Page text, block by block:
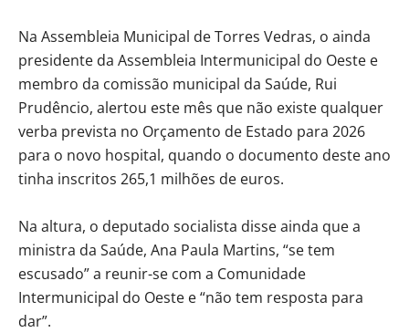
Na Assembleia Municipal de Torres Vedras, o ainda
presidente da Assembleia Intermunicipal do Oeste e
membro da comissão municipal da Saúde, Rui
Prudêncio, alertou este mês que não existe qualquer
verba prevista no Orçamento de Estado para 2026
para o novo hospital, quando o documento deste ano
tinha inscritos 265,1 milhões de euros.
Na altura, o deputado socialista disse ainda que a
ministra da Saúde, Ana Paula Martins, “se tem
escusado” a reunir-se com a Comunidade
Intermunicipal do Oeste e “não tem resposta para
dar”.